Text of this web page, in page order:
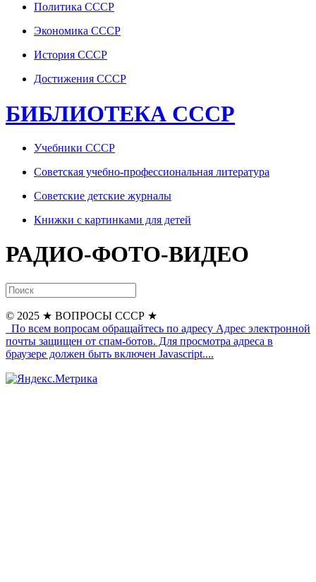
Политика СССР
Экономика СССР
История СССР
Достижения СССР
БИБЛИОТЕКА СССР
Учебники СССР
Советская учебно-профессиональная литература
Советские детские журналы
Книжки с картинками для детей
РАДИО-ФОТО-ВИДЕО
© 2025 ★ ВОПРОСЫ СССР ★
По всем вопросам обращайтесь по адресу Адрес электронной
почты защищен от спам-ботов. Для просмотра адреса в
браузере должен быть включен Javascript....